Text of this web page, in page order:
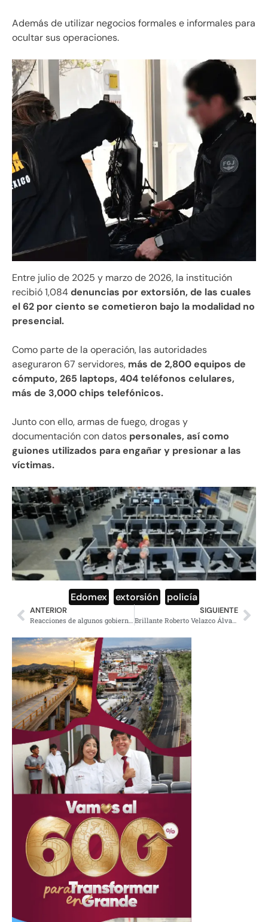
Además de utilizar negocios formales e informales para
ocultar sus operaciones.
Entre julio de 2025 y marzo de 2026, la institución
recibió 1,084denuncias por extorsión, de las cuales
el 62 por ciento se cometieron bajo la modalidad no
presencial.
Como parte de la operación, las autoridades
aseguraron 67 servidores, más de 2,800 equipos de
cómputo, 265 laptops, 404 teléfonos celulares,
más de 3,000 chips telefónicos.
Junto con ello, armas de fuego, drogas y
documentación con datos personales, así como
guiones utilizados para engañar y presionar a las
víctimas.
Edomex extorsión policía
ANTERIOR
Reacciones de algunos gobiernos frente a la crisis del petróleo
SIGUIENTE
Brillante Roberto Velazco Álvarez a Relaciones Exteriores